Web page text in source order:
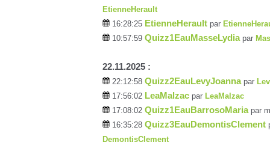
EtienneHerault
16:28:25 EtienneHerault par
10:57:59 Quizz1EauMasseLydia par
22.11.2025 :
22:12:58 Quizz2EauLevyJoanna par
17:56:02 LeaMalzac par LeaMalzac
17:08:02 Quizz1EauBarrosoMaria par
16:35:28 Quizz3EauDemontisClement
DemontisClement